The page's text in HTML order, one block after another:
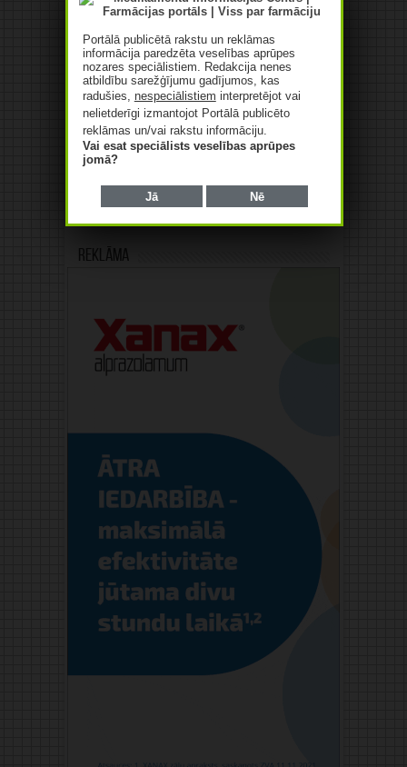
Reklāma
Portālā publicētā rakstu un reklāmas
informācija paredzēta veselības aprūpes
nozares speciālistiem. Redakcija nenes
atbildību sarežģījumu gadījumos, kas
radušies, nespeciālistiem interpretējot vai
nelietderīgi izmantojot Portālā publicēto
reklāmas un/vai rakstu informāciju.
Vai esat speciālists veselības aprūpes
jomā?
Jā Nē